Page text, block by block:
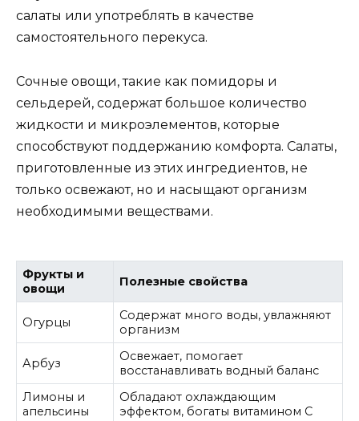
салаты или употреблять в качестве
самостоятельного перекуса.
Сочные овощи, такие как помидоры и
сельдерей, содержат большое количество
жидкости и микроэлементов, которые
способствуют поддержанию комфорта. Салаты,
приготовленные из этих ингредиентов, не
только освежают, но и насыщают организм
необходимыми веществами.
Фрукты и
овощи
Полезные свойства
Огурцы
Содержат много воды, увлажняют
организм
Арбуз
Освежает, помогает
восстанавливать водный баланс
Лимоны и
апельсины
Обладают охлаждающим
эффектом, богаты витамином С